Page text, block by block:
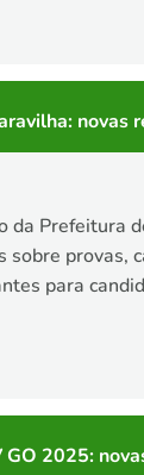
novas
da Prefeitura
sobre provas,
para
GO 2025: